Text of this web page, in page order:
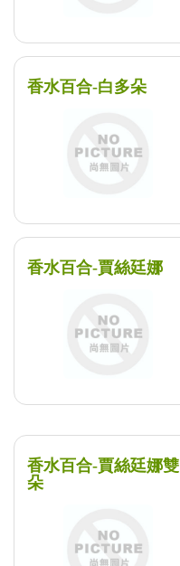
香水百合-白多朵
香水百合-賈絲廷娜
香水百合-賈絲廷娜雙
朵